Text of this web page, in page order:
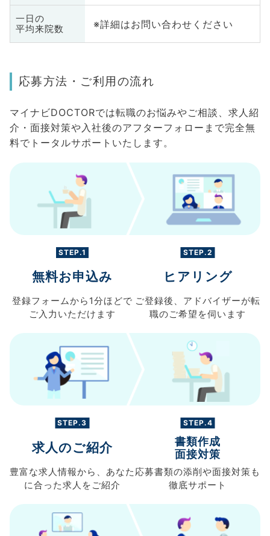
一日の
平均来院数
※詳細はお問い合わせください
応募方法・ご利用の流れ
マイナビDOCTORでは転職のお悩みやご相談、求人紹
介・面接対策や入社後のアフターフォローまで完全無
料でトータルサポートいたします。
STEP.1
無料お申込み
登録フォームから 1分ほどで
ご入力 いただけます
STEP.2
ヒアリング
ご登録後、 アドバイザーが転
職のご希望を伺います
STEP.3
求人のご紹介
豊富な求人情報から、 あなた
に合った求人を ご紹介
STEP.4
書類作成
面接対策
応募書類の添削や面接対策も
徹底サポート